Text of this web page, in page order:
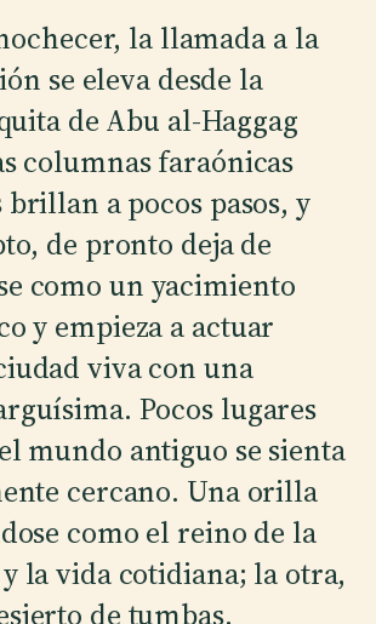
la llamada a la
se eleva desde la
de Abu al-Haggag
columnas faraónicas
a pocos pasos, y
de pronto deja de
como un yacimiento
y empieza a actuar
viva con una
Pocos lugares
mundo antiguo se sienta
cercano. Una orilla
como el reino de la
la vida cotidiana; la otra,
de tumbas,